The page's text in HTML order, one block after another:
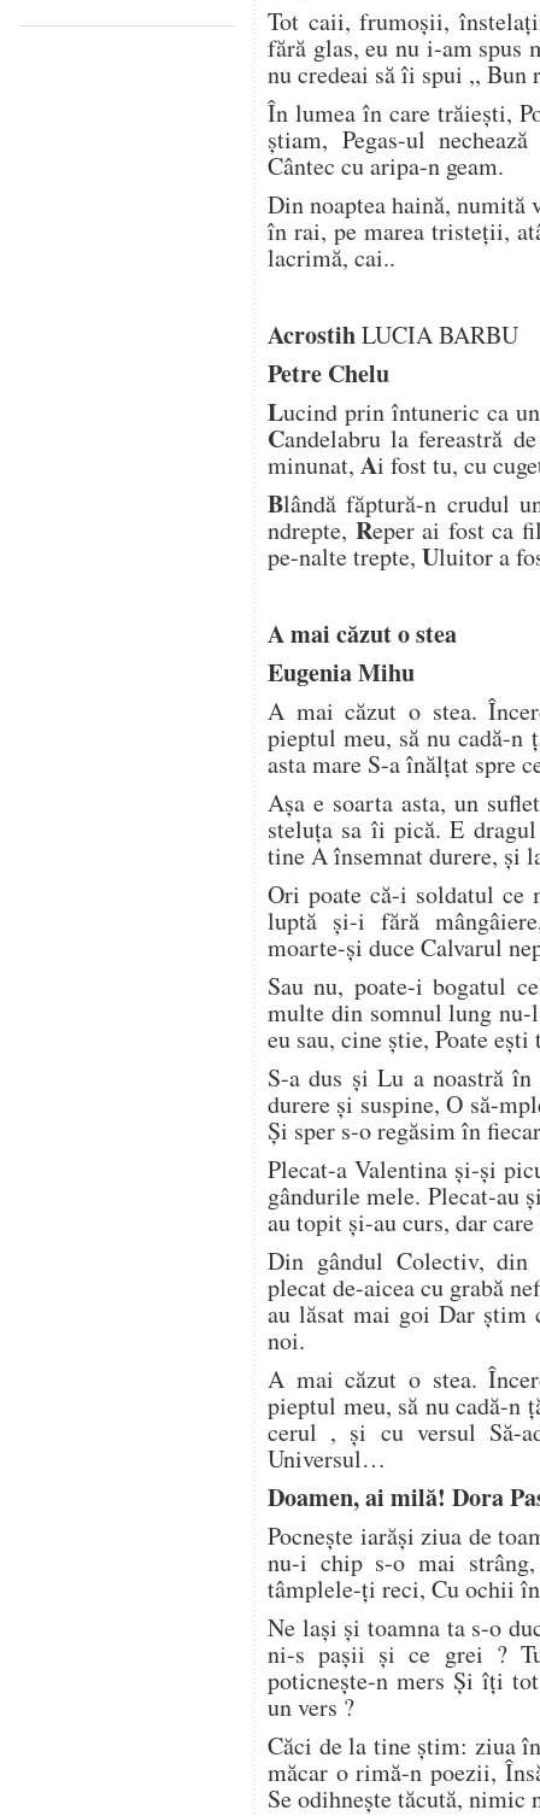
Tot caii, frumoşii,
fără glas, eu nu i-am
nu credeai să îi spui ,,
În lumea în care trăieşti,
ştiam, Pegas-ul
Cântec cu aripa-n geam.
Din noaptea haină, numită
în rai, pe marea tristeții,
lacrimă, cai..
AcrostihLUCIA BARBU
Petre Chelu
Lucind prin întuneric ca
Candelabru la fereastră
minunat, Ai fost tu, cu
Blândă făptură-n crudul
ndrepte, Reper ai fost ca
pe-nalte trepte, Uluitor a
A mai căzut o stea
Eugenia Mihu
A mai căzut o stea.
pieptul meu, să nu cadă-n
asta mare S-a înălțat spre
Așa e soarta asta, un
steluța sa îi pică. E
tine A însemnat durere, și
Ori poate că-i soldatul ce
luptă și-i fără
moarte-și duce Calvarul
Sau nu, poate-i bogatul
multe din somnul lung nu-
eu sau, cine știe, Poate
S-a dus și Lu a noastră
durere și suspine, O să-
Și sper s-o regăsim în
Plecat-a Valentina și-și
gândurile mele. Plecat-au
au topit și-au curs, dar
Din gândul Colectiv, din
plecat de-aicea cu grabă
au lăsat mai goi Dar știm
noi.
A mai căzut o stea.
pieptul meu, să nu cadă-n
cerul , și cu versul Să-
Universul…
Doamen, ai milă! Dora
Pocnește iarăși ziua de
nu-i chip s-o mai
tâmplele-ți reci, Cu ochii
Ne lași și toamna ta s-o
ni-s pașii și ce grei ?
poticnește-n mers Și îți
un vers ?
Căci de la tine știm: ziua
măcar o rimă-n poezii,
Se odihnește tăcută, nimic